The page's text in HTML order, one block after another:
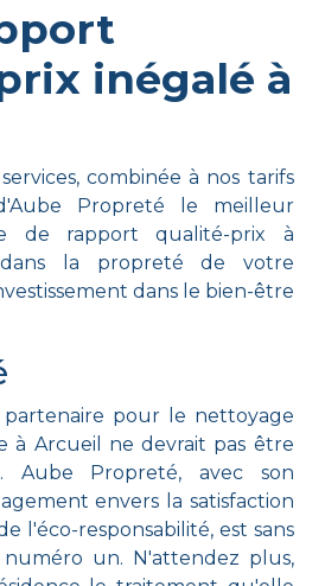
inégalé à
combinée à nos tarifs
Propreté le meilleur
de rapport qualité-prix à
la propreté de votre
dans le bien-être
pour le nettoyage
à Arcueil ne devrait pas être
Aube Propreté, avec son
envers la satisfaction
l'éco-responsabilité, est sans
un. N'attendez plus,